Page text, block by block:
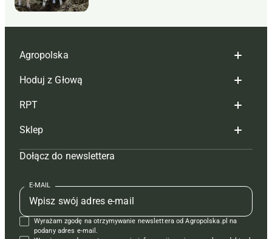
Agropolska
Redakcja
Reklama
Tagi
Mapa serwisu
Kontakt
Regulamin
Polityka prywatności
Hoduj z Głową
Hoduj z głową bydło
Hoduj z głową świnie
Prenumerata
Redakcja
Kontakt
Reklama
RPT
Redakcja
Prenumerata
Reklama
Kontakt
Krzyżówki
Sklep
Czasopisma i prenumerata
Książki
Regulamin
Dołącz do newslettera
E-MAIL
Wyrażam zgodę na otrzymywanie newslettera od Agropolska.pl na
podany adres e-mail.